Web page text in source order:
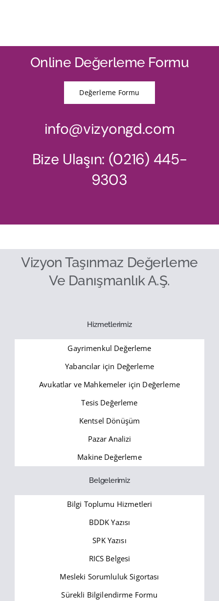
Online Değerleme Formu
Değerleme Formu
info@vizyongd.com
Bize Ulaşın: (0216) 445-
9303
Vizyon Taşınmaz Değerleme
Ve Danışmanlık A.Ş.
Hizmetlerimiz
Gayrimenkul Değerleme
Yabancılar için Değerleme
Avukatlar ve Mahkemeler için Değerleme
Tesis Değerleme
Kentsel Dönüşüm
Pazar Analizi
Makine Değerleme
Belgelerimiz
Bilgi Toplumu Hizmetleri
BDDK Yazısı
SPK Yazısı
RICS Belgesi
Mesleki Sorumluluk Sigortası
Sürekli Bilgilendirme Formu